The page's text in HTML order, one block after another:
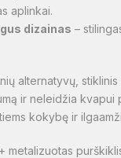
aplinkai.
dizainas –
alternatyvų,
ir neleidžia kvapui
kokybę ir
metalizuotas